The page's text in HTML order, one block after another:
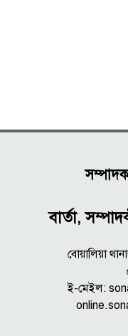
বার্তা,
বোয়ালিয়া
ই-মেইল: